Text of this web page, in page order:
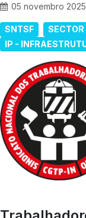
05 novembro 2025
SNTSF
SECTOR
IP -